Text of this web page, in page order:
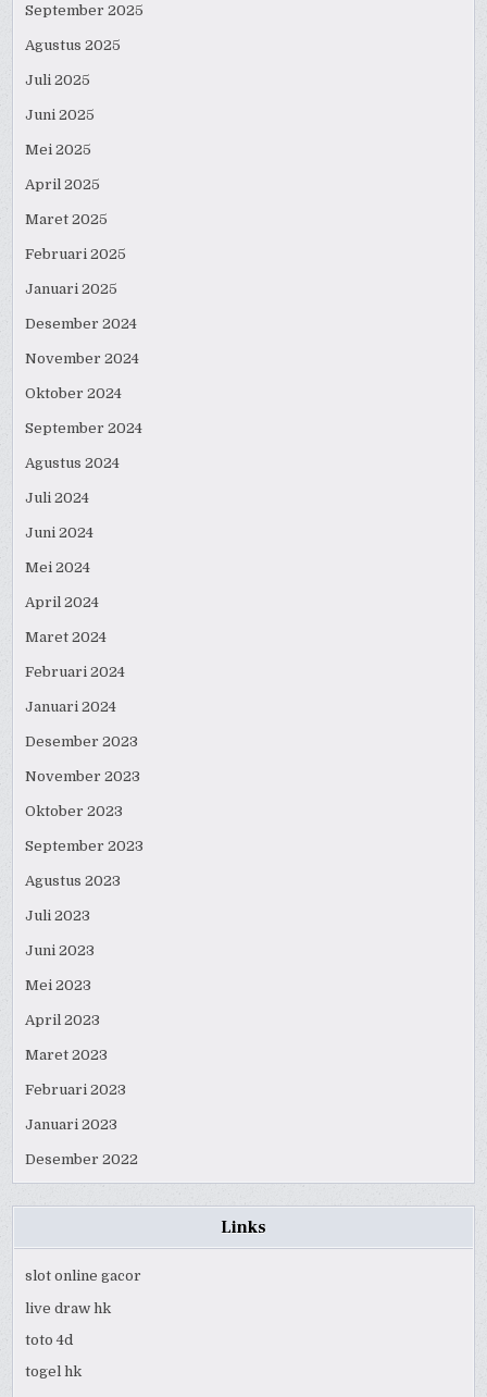
September 2025
Agustus 2025
Juli 2025
Juni 2025
Mei 2025
April 2025
Maret 2025
Februari 2025
Januari 2025
Desember 2024
November 2024
Oktober 2024
September 2024
Agustus 2024
Juli 2024
Juni 2024
Mei 2024
April 2024
Maret 2024
Februari 2024
Januari 2024
Desember 2023
November 2023
Oktober 2023
September 2023
Agustus 2023
Juli 2023
Juni 2023
Mei 2023
April 2023
Maret 2023
Februari 2023
Januari 2023
Desember 2022
Links
slot online gacor
live draw hk
toto 4d
togel hk